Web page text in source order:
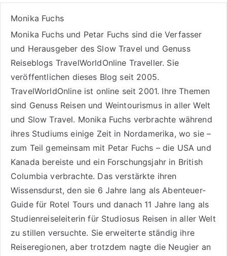
Monika Fuchs
Monika Fuchs und Petar Fuchs sind die Verfasser
und Herausgeber des Slow Travel und Genuss
Reiseblogs TravelWorldOnline Traveller. Sie
veröffentlichen dieses Blog seit 2005.
TravelWorldOnline ist online seit 2001. Ihre Themen
sind Genuss Reisenund Weintourismusin aller Welt
und Slow Travel. Monika Fuchs verbrachte während
ihres Studiums einige Zeit in Nordamerika, wo sie –
zum Teil gemeinsam mit Petar Fuchs – die USA und
Kanada bereiste und ein Forschungsjahr in British
Columbia verbrachte. Das verstärkte ihren
Wissensdurst, den sie 6 Jahre lang als Abenteuer-
Guide für Rotel Tours und danach 11 Jahre lang als
Studienreiseleiterin für Studiosus Reisen in aller Welt
zu stillen versuchte. Sie erweiterte ständig ihre
Reiseregionen, aber trotzdem nagte die Neugier an